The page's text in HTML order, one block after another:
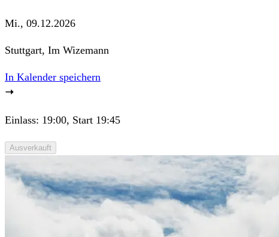
Mi., 09.12.2026
Stuttgart, Im Wizemann
In Kalender speichern
Einlass: 19:00, Start 19:45
Ausverkauft